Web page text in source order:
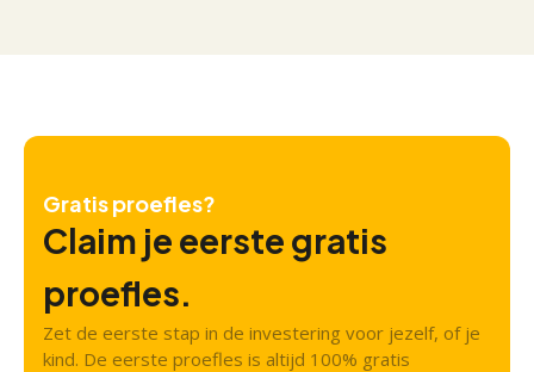
Gratis proefles?
Claim je eerste gratis
proefles.
Zet de eerste stap in de investering voor jezelf, of je
kind. De eerste proefles is altijd 100% gratis